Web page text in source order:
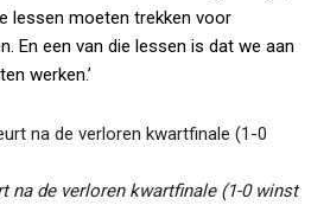
lessen moeten trekken voor
En een van die lessen is dat we aan
werken.’
na de verloren kwartfinale (1-0 winst